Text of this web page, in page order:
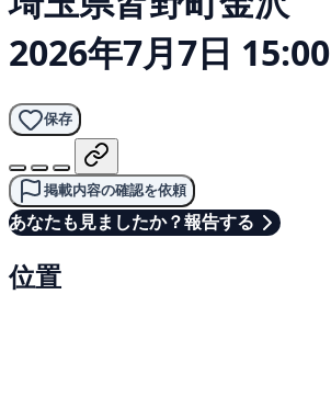
2026年7月7日 15:00
保存
掲載内容の確認を依頼
あなたも見ましたか？報告する
位置